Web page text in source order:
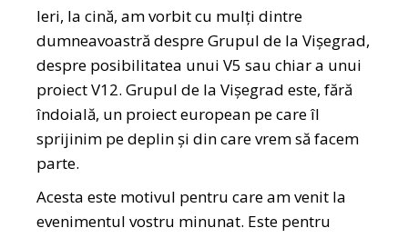
Ieri, la cină, am vorbit cu mulți dintre
dumneavoastră despre Grupul de la Vișegrad,
despre posibilitatea unui V5 sau chiar a unui
proiect V12. Grupul de la Vișegrad este, fără
îndoială, un proiect european pe care îl
sprijinim pe deplin și din care vrem să facem
parte.
Acesta este motivul pentru care am venit la
evenimentul vostru minunat. Este pentru